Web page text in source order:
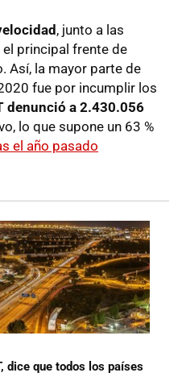
, junto a las
principal frente de
Así, la mayor parte de
fue por incumplir los
denunció a 2.430.056
lo que supone un 63 %
el año pasado
dice que todos los países